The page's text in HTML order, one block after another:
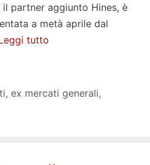
il partner aggiunto Hines, è
a metà aprile dal
tutto
, ex mercati generali,